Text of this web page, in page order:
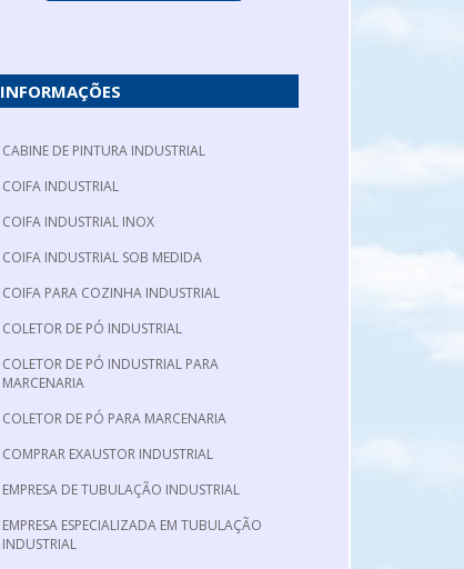
INFORMAÇÕES
CABINE DE PINTURA INDUSTRIAL
COIFA INDUSTRIAL
COIFA INDUSTRIAL INOX
COIFA INDUSTRIAL SOB MEDIDA
COIFA PARA COZINHA INDUSTRIAL
COLETOR DE PÓ INDUSTRIAL
COLETOR DE PÓ INDUSTRIAL PARA
MARCENARIA
COLETOR DE PÓ PARA MARCENARIA
COMPRAR EXAUSTOR INDUSTRIAL
EMPRESA DE TUBULAÇÃO INDUSTRIAL
EMPRESA ESPECIALIZADA EM TUBULAÇÃO
INDUSTRIAL